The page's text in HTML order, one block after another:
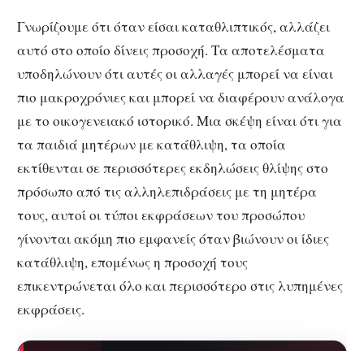
Γνωρίζουμε ότι όταν είσαι καταθλιπτικός, αλλάζει
αυτό στο οποίο δίνεις προσοχή. Τα αποτελέσματα
υποδηλώνουν ότι αυτές οι αλλαγές μπορεί να είναι
πιο μακροχρόνιες και μπορεί να διαφέρουν ανάλογα
με το οικογενειακό ιστορικό. Μια σκέψη είναι ότι για
τα παιδιά μητέρων με κατάθλιψη, τα οποία
εκτίθενται σε περισσότερες εκδηλώσεις θλίψης στο
πρόσωπο από τις αλληλεπιδράσεις με τη μητέρα
τους, αυτοί οι τύποι εκφράσεων του προσώπου
γίνονται ακόμη πιο εμφανείς όταν βιώνουν οι ίδιες
κατάθλιψη, επομένως η προσοχή τους
επικεντρώνεται όλο και περισσότερο στις λυπημένες
εκφράσεις.